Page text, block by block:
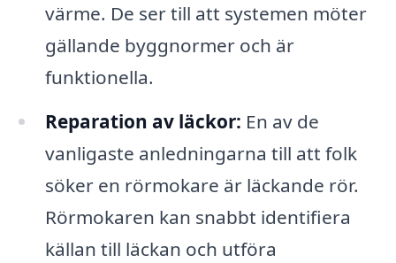
värme. De ser till att systemen möter
gällande byggnormer och är
funktionella.
Reparation av läckor: En av de
vanligaste anledningarna till att folk
söker en rörmokare är läckande rör.
Rörmokaren kan snabbt identifiera
källan till läckan och utföra